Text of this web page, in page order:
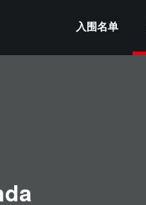
入围名单